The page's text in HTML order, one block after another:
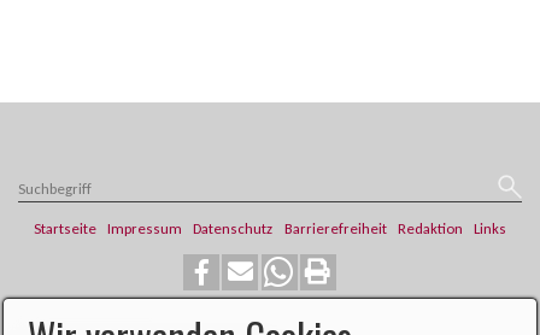
Startseite Impressum Datenschutz Barrierefreiheit Redaktion Links